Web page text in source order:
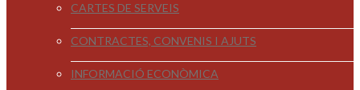
CARTES DE SERVEIS
CONTRACTES, CONVENIS I AJUTS
INFORMACIÓ ECONÒMICA